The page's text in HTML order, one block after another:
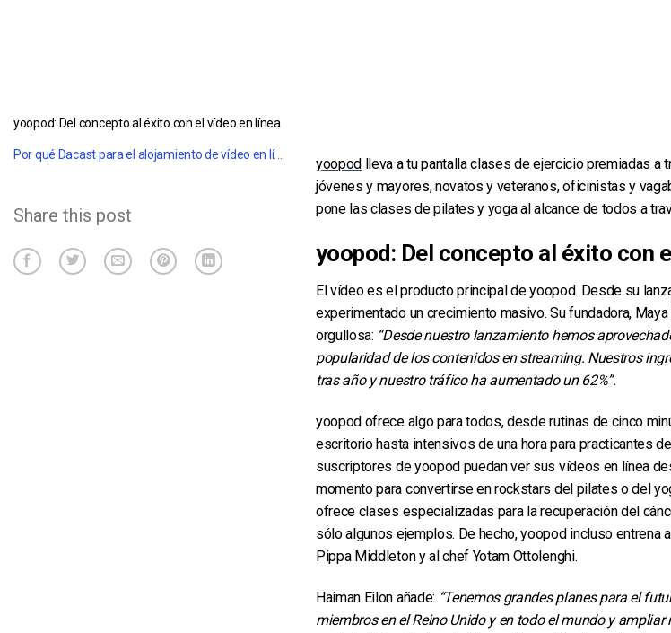
yoopod: Del concepto al éxito con el vídeo en línea
Por qué Dacast para el alojamiento de vídeo en línea
Share this post
yoopod lleva a tu pantalla clases de ejercicio premiadas a
jóvenes y mayores, novatos y veteranos, oficinistas y
pone las clases de pilates y yoga al alcance de todos a
yoopod: Del concepto al éxito con
El vídeo es el producto principal de yoopod. Desde su
experimentado un crecimiento masivo. Su fundadora,
orgullosa: “Desde nuestro lanzamiento hemos
popularidad de los contenidos en streaming. Nuestros
tras año y nuestro tráfico ha aumentado un 62%”.
yoopod ofrece algo para todos, desde rutinas de cinco
escritorio hasta intensivos de una hora para practicantes
suscriptores de yoopod puedan ver sus vídeos en línea
momento para convertirse en rockstars del pilates o del
ofrece clases especializadas para la recuperación del
sólo algunos ejemplos. De hecho, yoopod incluso entrena
Pippa Middleton y al chef Yotam Ottolenghi.
Haiman Eilon añade: “Tenemos grandes planes para el
miembros en el Reino Unido y en todo el mundo y